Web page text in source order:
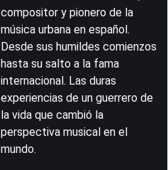
compositor y pionero de la
música urbana en español.
Desde sus humildes comienzos
hasta su salto a la fama
internacional. Las duras
experiencias de un guerrero de
la vida que cambió la
perspectiva musical en el
mundo.